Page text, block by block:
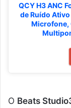
QCY H3 ANC
de Ruído
Microfone,
O Beats